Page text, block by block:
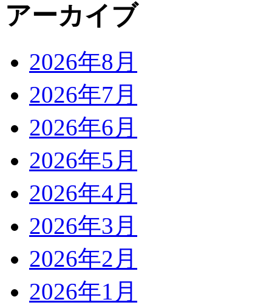
アーカイブ
2026年8月
2026年7月
2026年6月
2026年5月
2026年4月
2026年3月
2026年2月
2026年1月